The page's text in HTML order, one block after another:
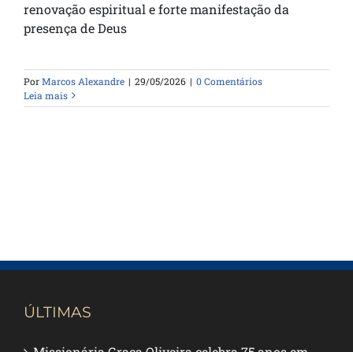
renovação espiritual e forte manifestação da
presença de Deus
PorMarcos Alexandre | 29/05/2026 | 0 Comentários
Leia mais
ÚLTIMAS